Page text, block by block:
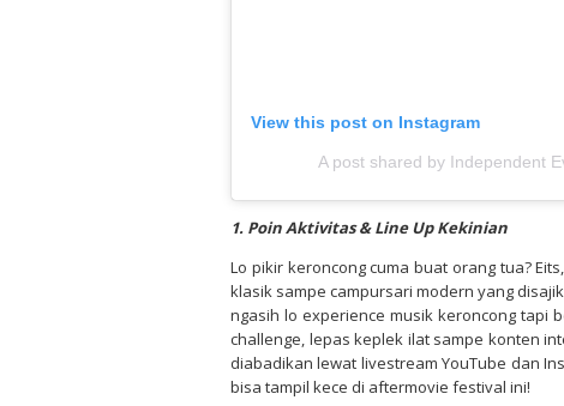
View this post on Instagram
A post shared by Independent
1. Poin Aktivitas & Line Up Kekinian
Lo pikir keroncong cuma buat orang tua?
klasik sampe campursari modern yang
ngasih lo experience musik keroncong tapi
challenge, lepas keplek ilat sampe konten
diabadikan lewat livestream YouTube dan
bisa tampil kece di aftermovie festival ini!